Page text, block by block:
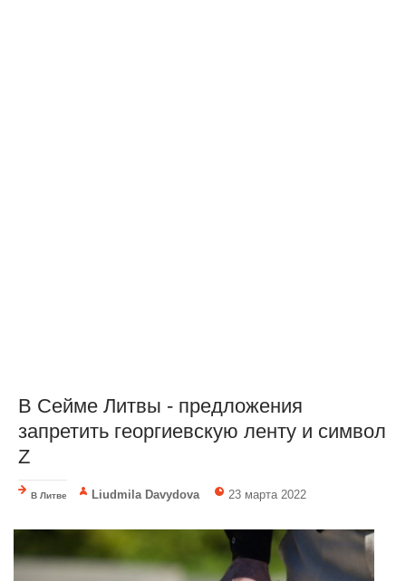
В Сейме Литвы - предложения
запретить георгиевскую ленту и символ
Z
В Литве Liudmila Davydova 23 марта 2022